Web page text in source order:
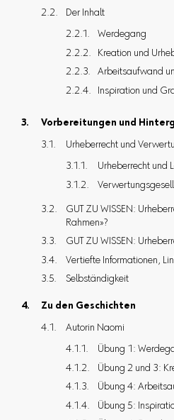
Der Inhalt
Werdegang
Kreation und
Arbeitsaufwand
Inspiration und
Vorbereitungen und
Urheberrecht und
Urheberrecht und
GUT ZU WISSEN:
Rahmen»?
GUT ZU WISSEN:
Vertiefte Informationen,
Selbständigkeit
Zu den Geschichten
Autorin Naomi
Übung 1:
Übung 2 und 3:
Übung 4:
Übung 5: